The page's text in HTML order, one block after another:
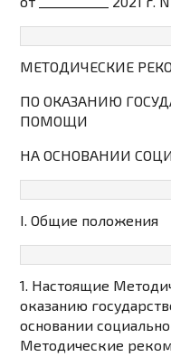
МЕТОДИЧЕСКИЕ
ПО ОКАЗАНИЮ
ПОМОЩИ
НА ОСНОВАНИИ
I. Общие положения
1. Настоящие
оказанию
основании
Методические